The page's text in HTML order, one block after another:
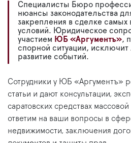
Специалисты Бюро
нюансы законодательства
закрепления в сделке самых
условий. Юридическое
участием ЮБ «Аргументъ»,
спорной ситуации,
развитие событий.
Сотрудники у ЮБ «Аргументъ»
статьи и дают консультации,
саратовских средствах
ответим на ваши вопросы в
недвижимости, заключения